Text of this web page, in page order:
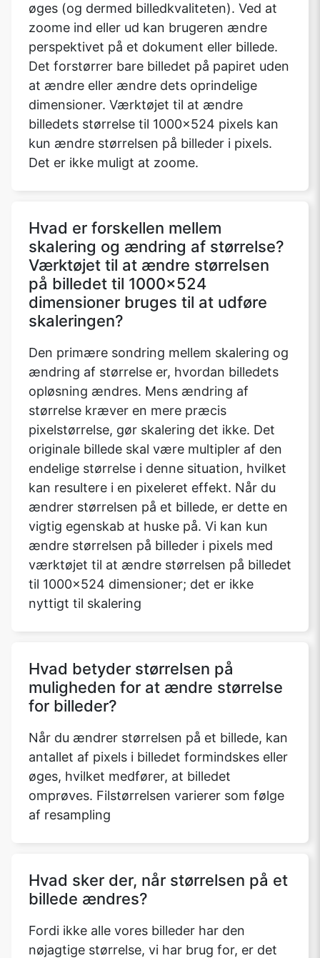
øges (og dermed billedkvaliteten). Ved at
zoome ind eller ud kan brugeren ændre
perspektivet på et dokument eller billede.
Det forstørrer bare billedet på papiret uden
at ændre eller ændre dets oprindelige
dimensioner. Værktøjet til at ændre
billedets størrelse til 1000x524 pixels kan
kun ændre størrelsen på billeder i pixels.
Det er ikke muligt at zoome.
Hvad er forskellen mellem
skalering og ændring af størrelse?
Værktøjet til at ændre størrelsen
på billedet til 1000x524
dimensioner bruges til at udføre
skaleringen?
Den primære sondring mellem skalering og
ændring af størrelse er, hvordan billedets
opløsning ændres. Mens ændring af
størrelse kræver en mere præcis
pixelstørrelse, gør skalering det ikke. Det
originale billede skal være multipler af den
endelige størrelse i denne situation, hvilket
kan resultere i en pixeleret effekt. Når du
ændrer størrelsen på et billede, er dette en
vigtig egenskab at huske på. Vi kan kun
ændre størrelsen på billeder i pixels med
værktøjet til at ændre størrelsen på billedet
til 1000x524 dimensioner; det er ikke
nyttigt til skalering
Hvad betyder størrelsen på
muligheden for at ændre størrelse
for billeder?
Når du ændrer størrelsen på et billede, kan
antallet af pixels i billedet formindskes eller
øges, hvilket medfører, at billedet
omprøves. Filstørrelsen varierer som følge
af resampling
Hvad sker der, når størrelsen på et
billede ændres?
Fordi ikke alle vores billeder har den
nøjagtige størrelse, vi har brug for, er det